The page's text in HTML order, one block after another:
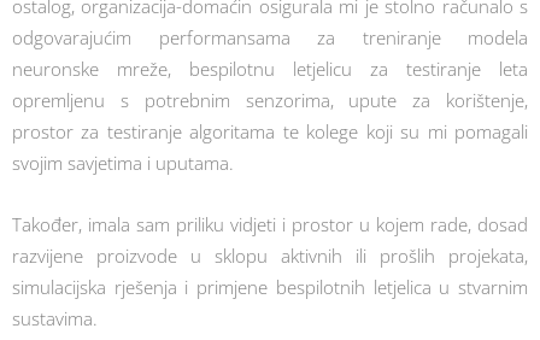
ostalog, organizacija-domaćin osigurala mi je stolno računalo s
odgovarajućim performansama za treniranje modela
neuronske mreže, bespilotnu letjelicu za testiranje leta
opremljenu s potrebnim senzorima, upute za korištenje,
prostor za testiranje algoritama te kolege koji su mi pomagali
svojim savjetima i uputama.
Također, imala sam priliku vidjeti i prostor u kojem rade, dosad
razvijene proizvode u sklopu aktivnih ili prošlih projekata,
simulacijska rješenja i primjene bespilotnih letjelica u stvarnim
sustavima.